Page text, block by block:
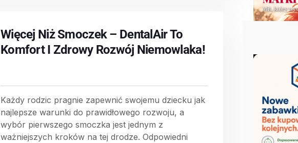
Więcej Niż Smoczek – DentalAir To
Komfort I Zdrowy Rozwój Niemowlaka!
Każdy rodzic pragnie zapewnić swojemu dziecku jak
najlepsze warunki do prawidłowego rozwoju, a
wybór pierwszego smoczka jest jednym z
ważniejszych kroków na tej drodze. Odpowiedni